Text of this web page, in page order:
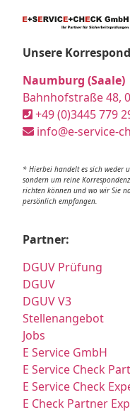
Unsere
Naumburg (Saale)
Bahnhofstraße 48,
+49 (0)3445 779
info@e-service-
* Hierbei handelt es sich weder
sondern um reine
richten können und wo wir Sie
persönlich empfangen.
Partner:
DGUV Prüfung
DGUV
DGUV V3
Stellenangebot
Jobs
E Service GmbH
E Service Check
E Service Check
E Check Partner